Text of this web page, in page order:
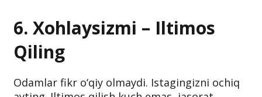
6. Xohlaysizmi – Iltimos
Qiling
Odamlar fikr o‘qiy olmaydi. Istagingizni ochiq